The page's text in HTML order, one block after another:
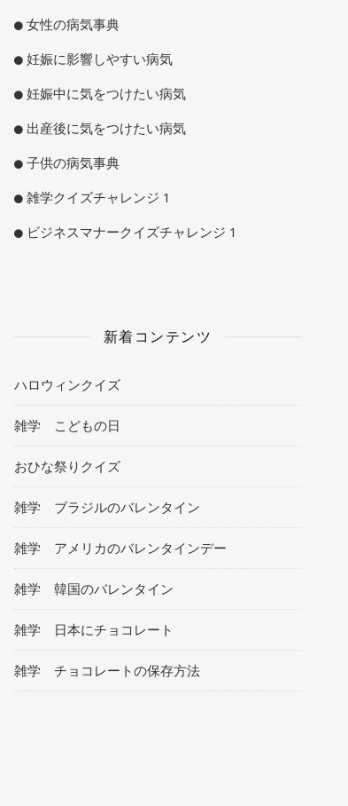
女性の病気事典
妊娠に影響しやすい病気
妊娠中に気をつけたい病気
出産後に気をつけたい病気
子供の病気事典
雑学クイズチャレンジ 1
ビジネスマナークイズチャレンジ 1
新着コンテンツ
ハロウィンクイズ
雑学 こどもの日
おひな祭りクイズ
雑学 ブラジルのバレンタイン
雑学 アメリカのバレンタインデー
雑学 韓国のバレンタイン
雑学 日本にチョコレート
雑学 チョコレートの保存方法